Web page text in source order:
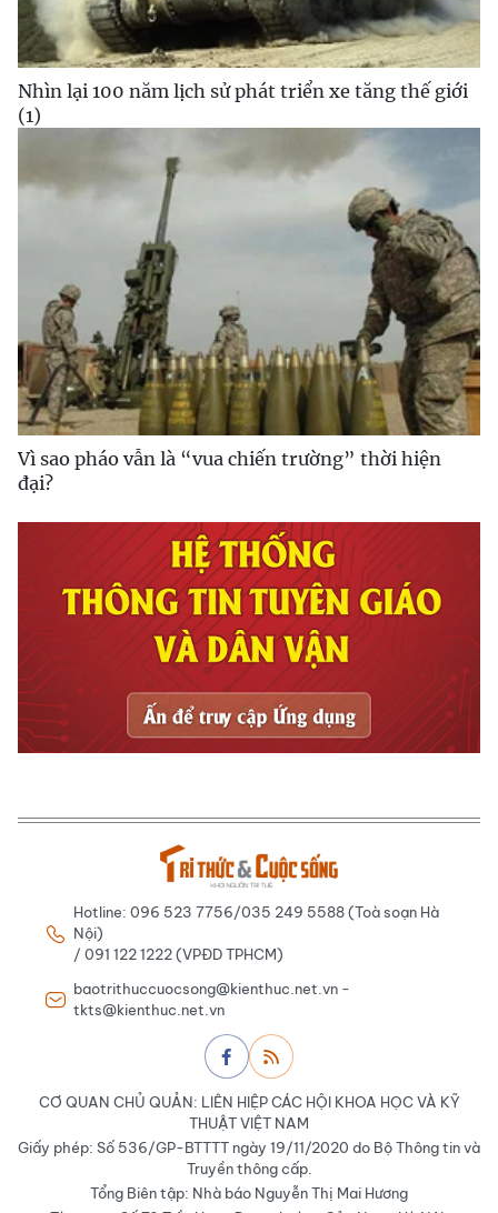
Nhìn lại 100 năm lịch sử phát triển xe tăng thế giới
(1)
Vì sao pháo vẫn là “vua chiến trường” thời hiện
đại?
Hotline: 096 523 7756/035 249 5588 (Toà soạn Hà
Nội)
/ 091 122 1222 (VPĐD TPHCM)
baotrithuccuocsong@kienthuc.net.vn -
tkts@kienthuc.net.vn
CƠ QUAN CHỦ QUẢN: LIÊN HIỆP CÁC HỘI KHOA HỌC VÀ KỸ
THUẬT VIỆT NAM
Giấy phép: Số 536/GP-BTTTT ngày 19/11/2020 do Bộ Thông tin và
Truyền thông cấp.
Tổng Biên tập: Nhà báo Nguyễn Thị Mai Hương